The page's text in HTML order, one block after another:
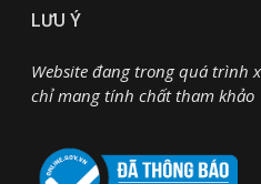
LƯU Ý
Website đang trong quá trình
chỉ mang tính chất tham khảo